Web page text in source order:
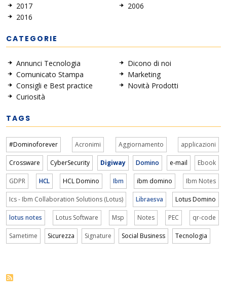
2017
2016
2006
CATEGORIE
Annunci Tecnologia
Comunicato Stampa
Consigli e Best practice
Curiosità
Dicono di noi
Marketing
Novità Prodotti
TAGS
#Dominoforever Acronimi Aggiornamento applicazioni
Crossware CyberSecurity Digiway Domino e-mail Ebook
GDPR HCL HCL Domino Ibm ibm domino Ibm Notes
Ics - Ibm Collaboration Solutions (Lotus) Libraesva Lotus Domino
lotus notes Lotus Software Msp Notes PEC qr-code
Sametime Sicurezza Signature Social Business Tecnologia